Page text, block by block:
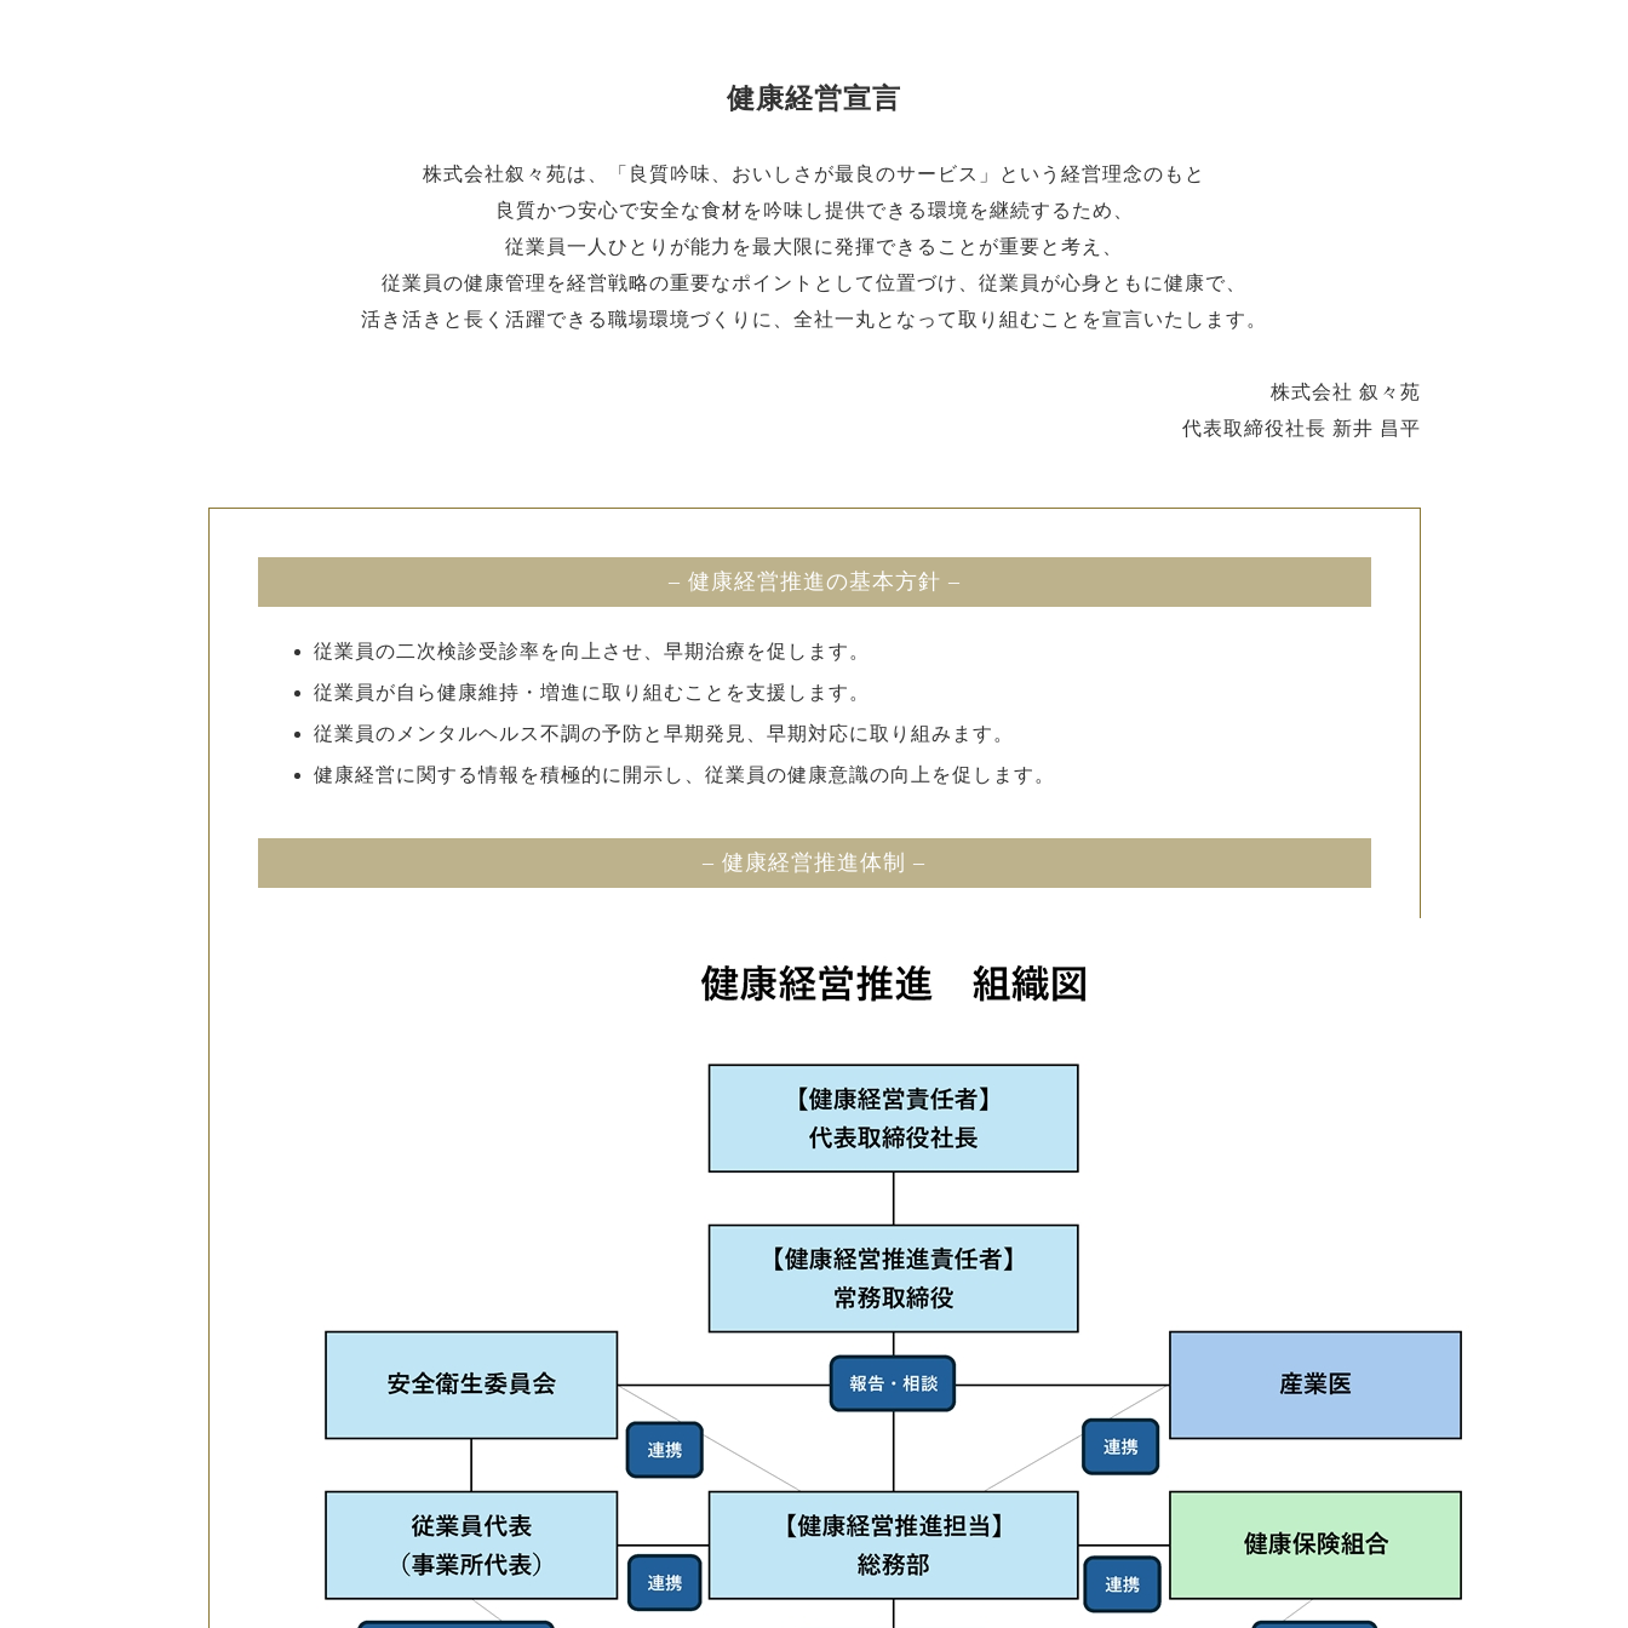
健康経営宣言
株式会社叙々苑は、「良質吟味、おいしさが最良のサービス」という経営理念のもと
良質かつ安心で安全な食材を吟味し提供できる環境を継続するため、
従業員一人ひとりが能力を最大限に発揮できることが重要と考え、
従業員の健康管理を経営戦略の重要なポイントとして位置づけ、従業員が心身ともに健康で、
活き活きと長く活躍できる職場環境づくりに、全社一丸となって取り組むことを宣言いたします。
株式会社 叙々苑
代表取締役社長 新井 昌平
– 健康経営推進の基本方針 –
従業員の二次検診受診率を向上させ、早期治療を促します。
従業員が自ら健康維持・増進に取り組むことを支援します。
従業員のメンタルヘルス不調の予防と早期発見、早期対応に取り組みます。
健康経営に関する情報を積極的に開示し、従業員の健康意識の向上を促します。
– 健康経営推進体制 –